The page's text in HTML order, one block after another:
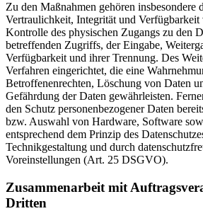
Zu den Maßnahmen gehören insbesondere
Vertraulichkeit, Integrität und Verfügbarkeit
Kontrolle des physischen Zugangs zu den
betreffenden Zugriffs, der Eingabe,
Verfügbarkeit und ihrer Trennung. Des
Verfahren eingerichtet, die eine
Betroffenenrechten, Löschung von Daten
Gefährdung der Daten gewährleisten.
den Schutz personenbezogener Daten
bzw. Auswahl von Hardware, Software
entsprechend dem Prinzip des
Technikgestaltung und durch
Voreinstellungen (Art. 25 DSGVO).
Zusammenarbeit mit
Dritten